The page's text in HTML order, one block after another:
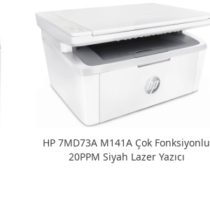
HP 7MD73A M141A Çok Fonksiyonlu
20PPM Siyah Lazer Yazıcı